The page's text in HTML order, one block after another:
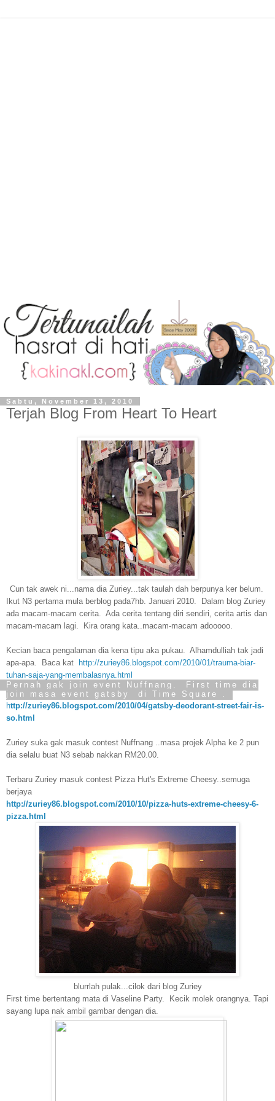
Sabtu, November 13, 2010
Terjah Blog From Heart To Heart
Cun tak awek ni...nama dia Zuriey...tak taulah dah berpunya ker belum.
Ikut N3 pertama mula berblog pada7hb. Januari 2010. Dalam blog Zuriey
ada macam-macam cerita. Ada cerita tentang diri sendiri, cerita artis dan
macam-macam lagi. Kira orang kata..macam-macam adooooo.
Kecian baca pengalaman dia kena tipu aka pukau. Alhamdulliah tak jadi
apa-apa. Baca kat http://zuriey86.blogspot.com/2010/01/trauma-biar-
tuhan-saja-yang-membalasnya.html
Pernah gak join event Nuffnang. First time dia
join masa event gatsby di Time Square .
http://zuriey86.blogspot.com/2010/04/gatsby-deodorant-street-fair-is-
so.html
Zuriey suka gak masuk contest Nuffnang ..masa projek Alpha ke 2 pun
dia selalu buat N3 sebab nakkan RM20.00.
Terbaru Zuriey masuk contest Pizza Hut's Extreme Cheesy..semuga
berjaya
http://zuriey86.blogspot.com/2010/10/pizza-huts-extreme-cheesy-6-
pizza.html
blurrlah pulak...cilok dari blog Zuriey
First time bertentang mata di Vaseline Party. Kecik molek orangnya. Tapi
sayang lupa nak ambil gambar dengan dia.